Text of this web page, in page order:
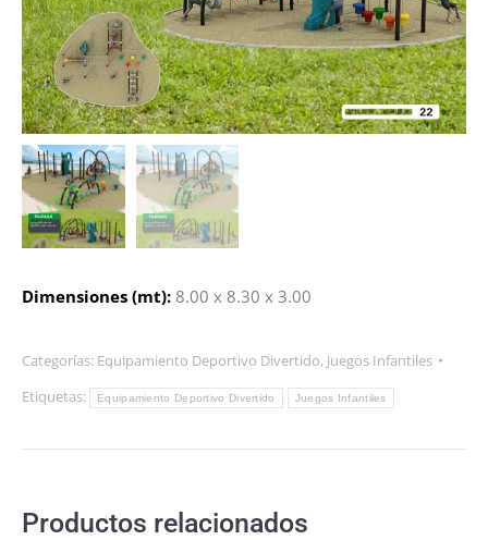
Dimensiones (mt): 8.00 x 8.30 x 3.00
Categorías: Equipamiento Deportivo Divertido, Juegos Infantiles
Etiquetas:
Equipamiento Deportivo Divertido Juegos Infantiles
Productos relacionados